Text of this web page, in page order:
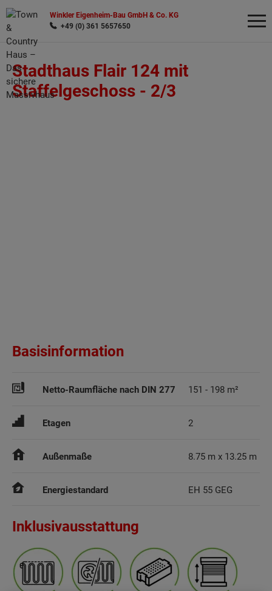
Winkler Eigenheim-Bau GmbH & Co. KG
+49 (0) 361 5657650
Stadthaus Flair 124 mit
Staffelgeschoss - 2/3
Basisinformation
Netto-Raumfläche nach DIN 277 151 - 198 m²
Etagen 2
Außenmaße 8.75 m x 13.25 m
Energiestandard EH 55 GEG
Inklusivausstattung
Wonach möchten Sie suchen?